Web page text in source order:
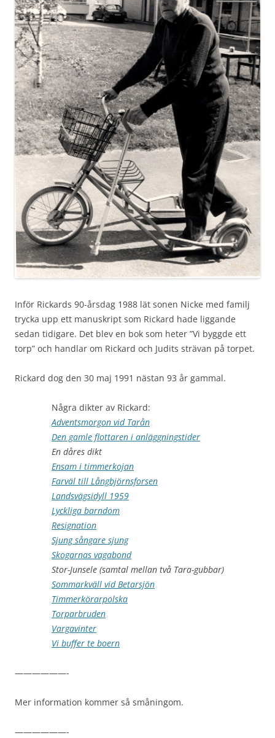
Inför Rickards 90-årsdag 1988 lät sonen Nicke med familj
trycka upp ett manuskript som Rickard hade liggande
sedan tidigare. Det blev en bok som heter ”Vi byggde ett
torp” och handlar om Rickard och Judits strävan på torpet.
Rickard dog den 30 maj 1991 nästan 93 år gammal.
Några dikter av Rickard:
Adventsmorgon vid Tarån
Den gamle flottaren i anläggningstider
En dåres dikt
Ensam i timmerkojan
Farväl till Långbjörnsforsen
Landsvägsidyll 1959
Lyckliga barndom
Resignation
Sjung sångare sjung
Skogarnas vagabond
Stor-Junsele (samtal mellan två Tara-gubbar)
Sommarkväll vid Betarsjön
Timmerkörarpolska
Torparbruden
Vargavinter
Vi buffer te boern
——————-
Mer information kommer så småningom.
——————-